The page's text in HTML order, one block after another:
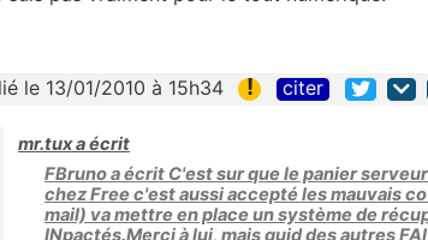
le 13/01/2010 à 15h34 ! citer
mr.tux a écrit
FBruno a écrit C'est sur que le panier
chez Free c'est aussi accepté les mauvais
mail) va mettre en place un système de
INpactés.Merci à lui, mais quid des autres